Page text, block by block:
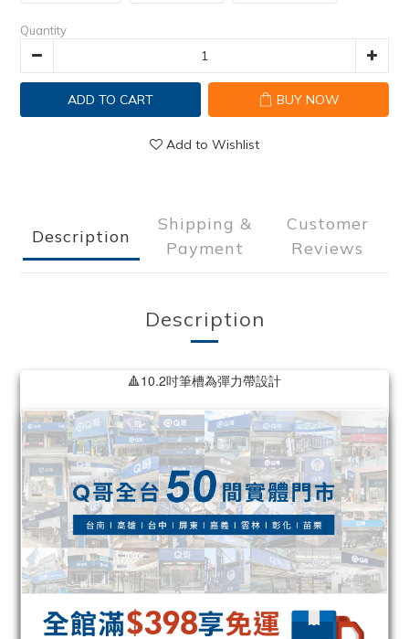
Quantity
ADD TO CART BUY NOW
Add to Wishlist
Description
Shipping &
Payment
Customer
Reviews
Description
🔺10.2吋筆槽為彈力帶設計